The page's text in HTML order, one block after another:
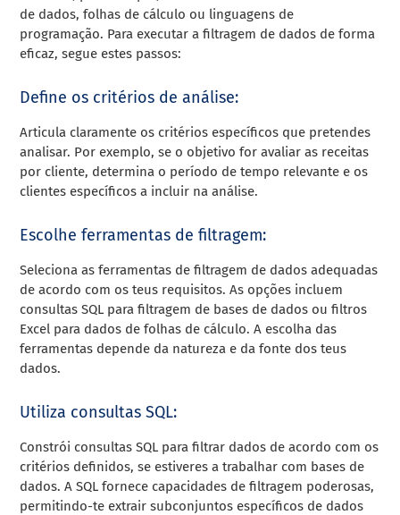
de dados, folhas de cálculo ou linguagens de
programação. Para executar a filtragem de dados de forma
eficaz, segue estes passos:
Define os critérios de análise:
Articula claramente os critérios específicos que pretendes
analisar. Por exemplo, se o objetivo for avaliar as receitas
por cliente, determina o período de tempo relevante e os
clientes específicos a incluir na análise.
Escolhe ferramentas de filtragem:
Seleciona as ferramentas de filtragem de dados adequadas
de acordo com os teus requisitos. As opções incluem
consultas SQL para filtragem de bases de dados ou filtros
Excel para dados de folhas de cálculo. A escolha das
ferramentas depende da natureza e da fonte dos teus
dados.
Utiliza consultas SQL:
Constrói consultas SQL para filtrar dados de acordo com os
critérios definidos, se estiveres a trabalhar com bases de
dados. A SQL fornece capacidades de filtragem poderosas,
permitindo-te extrair subconjuntos específicos de dados